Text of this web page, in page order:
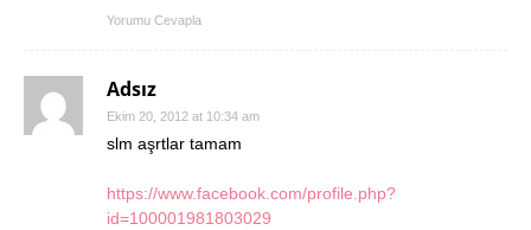
Yorumu Cevapla
Adsız
Ekim 20, 2012 at 10:34 am
slm aşrtlar tamam
https://www.facebook.com/profile.php?
id=100001981803029